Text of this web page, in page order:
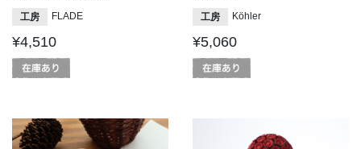
工房 FLADE
¥4,510
工房 Köhler
¥5,060